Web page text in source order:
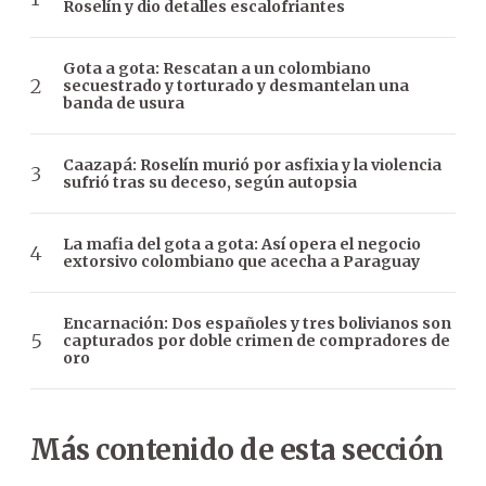
Roselín y dio detalles escalofriantes
Gota a gota: Rescatan a un colombiano
secuestrado y torturado y desmantelan una
banda de usura
Caazapá: Roselín murió por asfixia y la violencia
sufrió tras su deceso, según autopsia
La mafia del gota a gota: Así opera el negocio
extorsivo colombiano que acecha a Paraguay
Encarnación: Dos españoles y tres bolivianos son
capturados por doble crimen de compradores de
oro
Más contenido de esta sección